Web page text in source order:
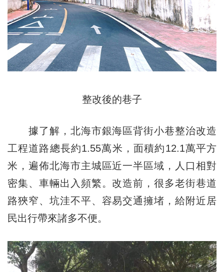
整改後的巷子
據了解，北海市銀海區背街小巷整治改造
工程道路總長約1.55萬米，面積約12.1萬平方
米，遍佈北海市主城區近一半區域，人口相對
密集、車輛出入頻繁。改造前，很多老街巷道
路狹窄、坑洼不平、容易交通擁堵，給附近居
民出行帶來諸多不便。